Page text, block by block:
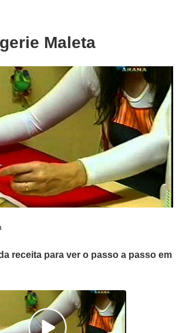
Maleta
receita para ver o passo a passo em